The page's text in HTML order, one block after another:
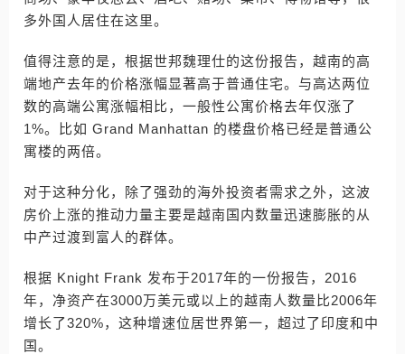
多外国人居住在这里。
值得注意的是，根据世邦魏理仕的这份报告，越南的高
端地产去年的价格涨幅显著高于普通住宅。与高达两位
数的高端公寓涨幅相比，一般性公寓价格去年仅涨了
1%。比如 Grand Manhattan 的楼盘价格已经是普通公
寓楼的两倍。
对于这种分化，除了强劲的海外投资者需求之外，这波
房价上涨的推动力量主要是越南国内数量迅速膨胀的从
中产过渡到富人的群体。
根据 Knight Frank 发布于2017年的一份报告，2016
年，净资产在3000万美元或以上的越南人数量比2006年
增长了320%，这种增速位居世界第一，超过了印度和中
国。